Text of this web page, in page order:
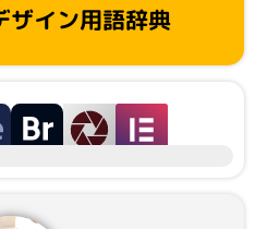
ザイン用語辞典